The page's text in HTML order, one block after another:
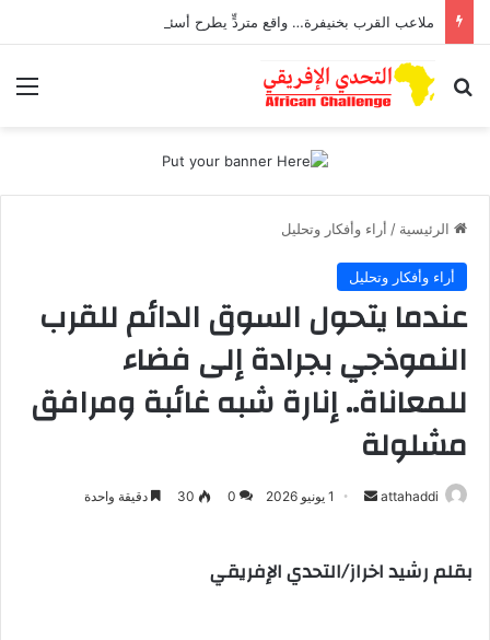
بحث عن
الرئيسية / أراء وأفكار وتحليل
أراء وأفكار وتحليل
عندما يتحول السوق الدائم للقرب
النموذجي بجرادة إلى فضاء
للمعاناة.. إنارة شبه غائبة ومرافق
مشلولة
attahaddi
ل
1 يونيو 2026 0
30 دقيقة واحدة
بقلم رشيد اخراز/التحدي الإفريقي